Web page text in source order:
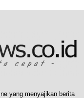
yang menyajikan berita